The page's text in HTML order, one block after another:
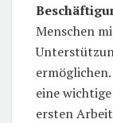
Menschen
ermöglichen.
eine
ersten